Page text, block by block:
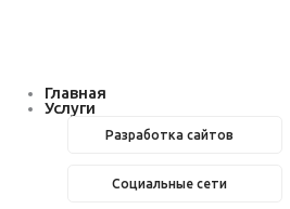
Главная
Услуги
Разработка сайтов
Социальные сети